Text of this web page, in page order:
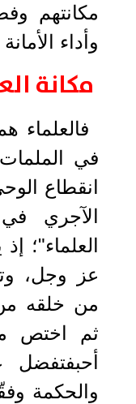
مكانتهم
وأداء
مكانة
فالعلماء
في
انقطاع
الآجري
العلماء"؛
عز وجل،
من خلقه
ثم اختص
أحبفتفضل
والحكمة